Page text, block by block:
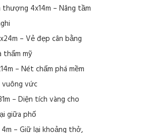
4x14m – Nâng tầm
– Vẻ đẹp cân bằng
thẩm mỹ
– Nét chấm phá mềm
vuông vức
– Diện tích vàng cho
giữa phố
– Giữ lại khoảng thở,